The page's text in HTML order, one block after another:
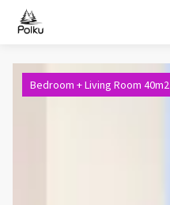
Bedroom + Living Room 40m2